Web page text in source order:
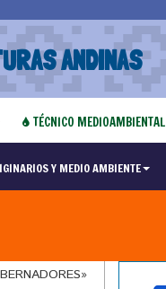
ANDINAS
TÉCNICO MEDIOAMBIENTAL
Y MEDIO AMBIENTE